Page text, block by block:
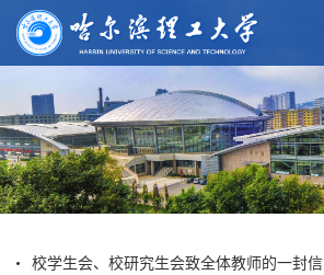
校学生会、校研究生会致全体教师的一封信